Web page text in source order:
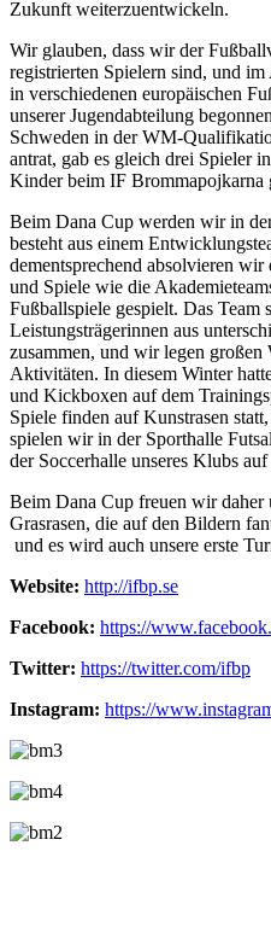
Zukunft weiterzuentwickeln.
Wir glauben, dass wir der
registrierten Spielern sind, und
in verschiedenen europäischen
unserer Jugendabteilung
Schweden in der WM-
antrat, gab es gleich drei Spieler
Kinder beim IF Brommapojkarna
Beim Dana Cup werden wir in
besteht aus einem
dementsprechend absolvieren
und Spiele wie die
Fußballspiele gespielt. Das Team
Leistungsträgerinnen aus
zusammen, und wir legen großen
Aktivitäten. In diesem Winter
und Kickboxen auf dem
Spiele finden auf Kunstrasen
spielen wir in der Sporthalle
der Soccerhalle unseres Klubs
Beim Dana Cup freuen wir daher
Grasrasen, die auf den Bildern
und es wird auch unsere erste
Website: http://ifbp.se
Facebook: https://
Twitter: https://twitter.com/ifbp
Instagram: https://